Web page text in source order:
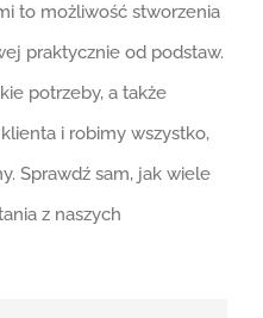
to możliwość stworzenia
praktycznie od podstaw.
potrzeby, a także
i robimy wszystko,
Sprawdź sam, jak wiele
z naszych